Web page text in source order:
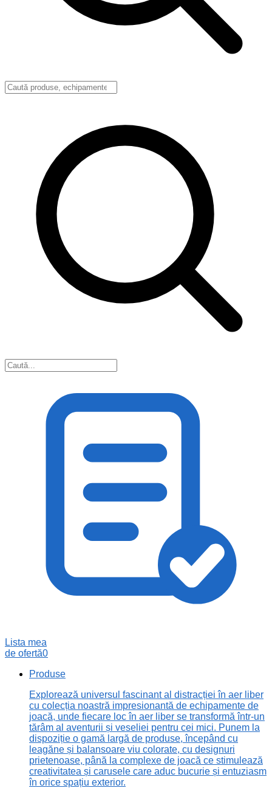
Lista mea
de ofertă0
Produse
Explorează universul fascinant al distracției în aer liber
cu colecția noastră impresionantă de echipamente de
joacă, unde fiecare loc în aer liber se transformă într-un
tărâm al aventurii și veseliei pentru cei mici. Punem la
dispoziție o gamă largă de produse, începând cu
leagăne și balansoare viu colorate, cu designuri
prietenoase, până la complexe de joacă ce stimulează
creativitatea și carusele care aduc bucurie și entuziasm
în orice spațiu exterior.